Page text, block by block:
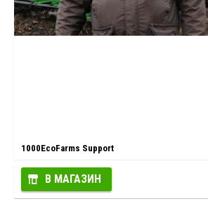
1000EcoFarms Support
В МАГАЗИН